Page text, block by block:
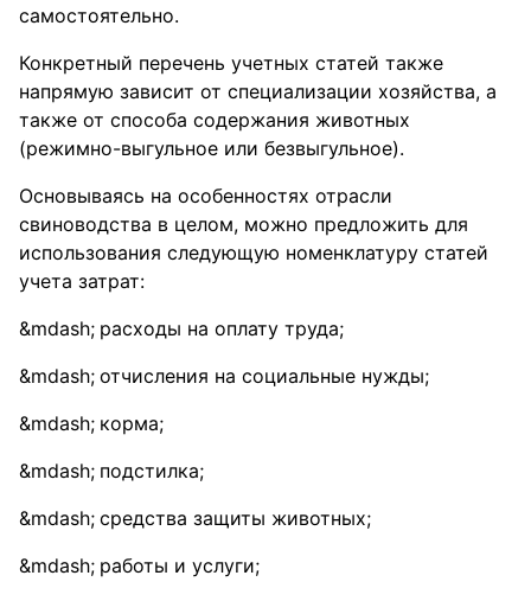
самостоятельно.
Конкретный перечень учетных статей также
напрямую зависит от специализации хозяйства, а
также от способа содержания животных
(режимно-выгульное или безвыгульное).
Основываясь на особенностях отрасли
свиноводства в целом, можно предложить для
использования следующую номенклатуру статей
учета затрат:
расходы на оплату труда;
отчисления на социальные нужды;
корма;
подстилка;
средства защиты животных;
работы и услуги;